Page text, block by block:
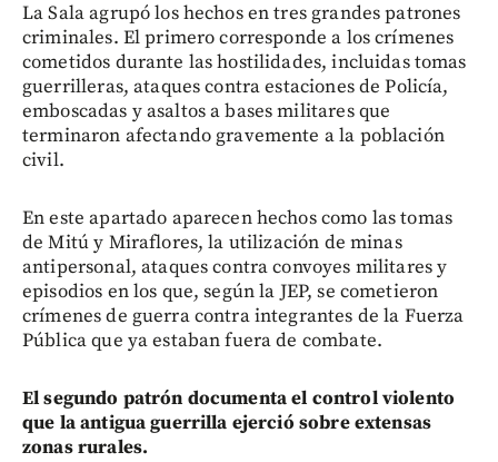
La Sala agrupó los hechos en tres grandes patrones
criminales. El primero corresponde a los crímenes
cometidos durante las hostilidades, incluidas tomas
guerrilleras, ataques contra estaciones de Policía,
emboscadas y asaltos a bases militares que
terminaron afectando gravemente a la población
civil.
En este apartado aparecen hechos como las tomas
de Mitú y Miraflores, la utilización de minas
antipersonal, ataques contra convoyes militares y
episodios en los que, según la JEP, se cometieron
crímenes de guerra contra integrantes de la Fuerza
Pública que ya estaban fuera de combate.
El segundo patrón documenta el control violento
que la antigua guerrilla ejerció sobre extensas
zonas rurales.